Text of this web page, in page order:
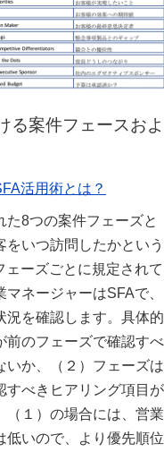
る案件フェースおよ
活用術とは？
た8つの案件フェーズと
をいつ訪問したかという
ーズごとに規定されて
ネージャーはSFAで、
況を確認します。具体的
前のフェーズで確認すべ
いか、（２）フェーズは
すべきヒアリング項目が
（１）の場合には、営業
低いので、より優先順位